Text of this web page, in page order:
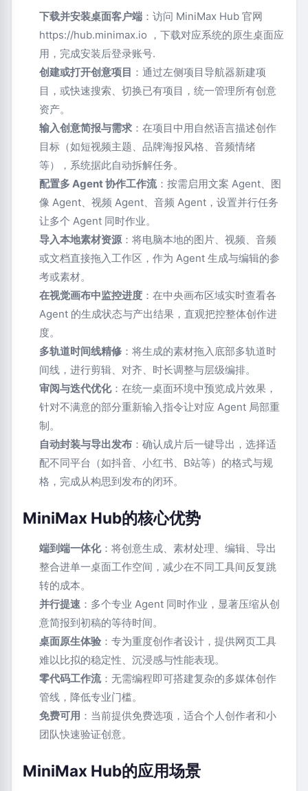
下载并安装桌面客户端 ：访问 MiniMax Hub 官网
https://hub.minimax.io ，下载对应系统的原生桌面应
用，完成安装后登录账号.
创建或打开创意项目 ：通过左侧项目导航器新建项
目，或快速搜索、切换已有项目，统一管理所有创意
资产。
输入创意简报与需求 ：在项目中用自然语言描述创作
目标（如短视频主题、品牌海报风格、音频情绪
等），系统据此自动拆解任务。
配置多 Agent 协作工作流：按需启用文案 Agent、图
像 Agent、视频 Agent、音频 Agent，设置并行任务
让多个 Agent 同时作业。
导入本地素材资源 ：将电脑本地的图片、视频、音频
或文档直接拖入工作区，作为 Agent 生成与编辑的参
考或素材。
在视觉画布中监控进度 ：在中央画布区域实时查看各
Agent 的生成状态与产出结果，直观把控整体创作进
度。
多轨道时间线精修 ：将生成的素材拖入底部多轨道时
间线，进行剪辑、对齐、时长调整与层级编排。
审阅与迭代优化：在统一桌面环境中预览成片效果，
针对不满意的部分重新输入指令让对应 Agent 局部重
制。
自动封装与导出发布 ：确认成片后一键导出，选择适
配不同平台（如抖音、小红书、B站等）的格式与规
格，完成从构思到发布的闭环。
MiniMax Hub的核心优势
端到端一体化：将创意生成、素材处理、编辑、导出
整合进单一桌面工作空间，减少在不同工具间反复跳
转的成本。
并行提速 ：多个专业 Agent 同时作业，显著压缩从创
意简报到初稿的等待时间。
桌面原生体验 ：专为重度创作者设计，提供网页工具
难以比拟的稳定性、沉浸感与性能表现。
零代码工作流：无需编程即可搭建复杂的多媒体创作
管线，降低专业门槛。
免费可用 ：当前提供免费选项，适合个人创作者和小
团队快速验证创意。
MiniMax Hub的应用场景